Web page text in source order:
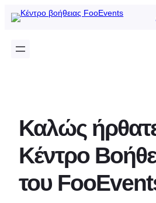
Μετάβαση
στο
Καλώς
Κέντρο
του